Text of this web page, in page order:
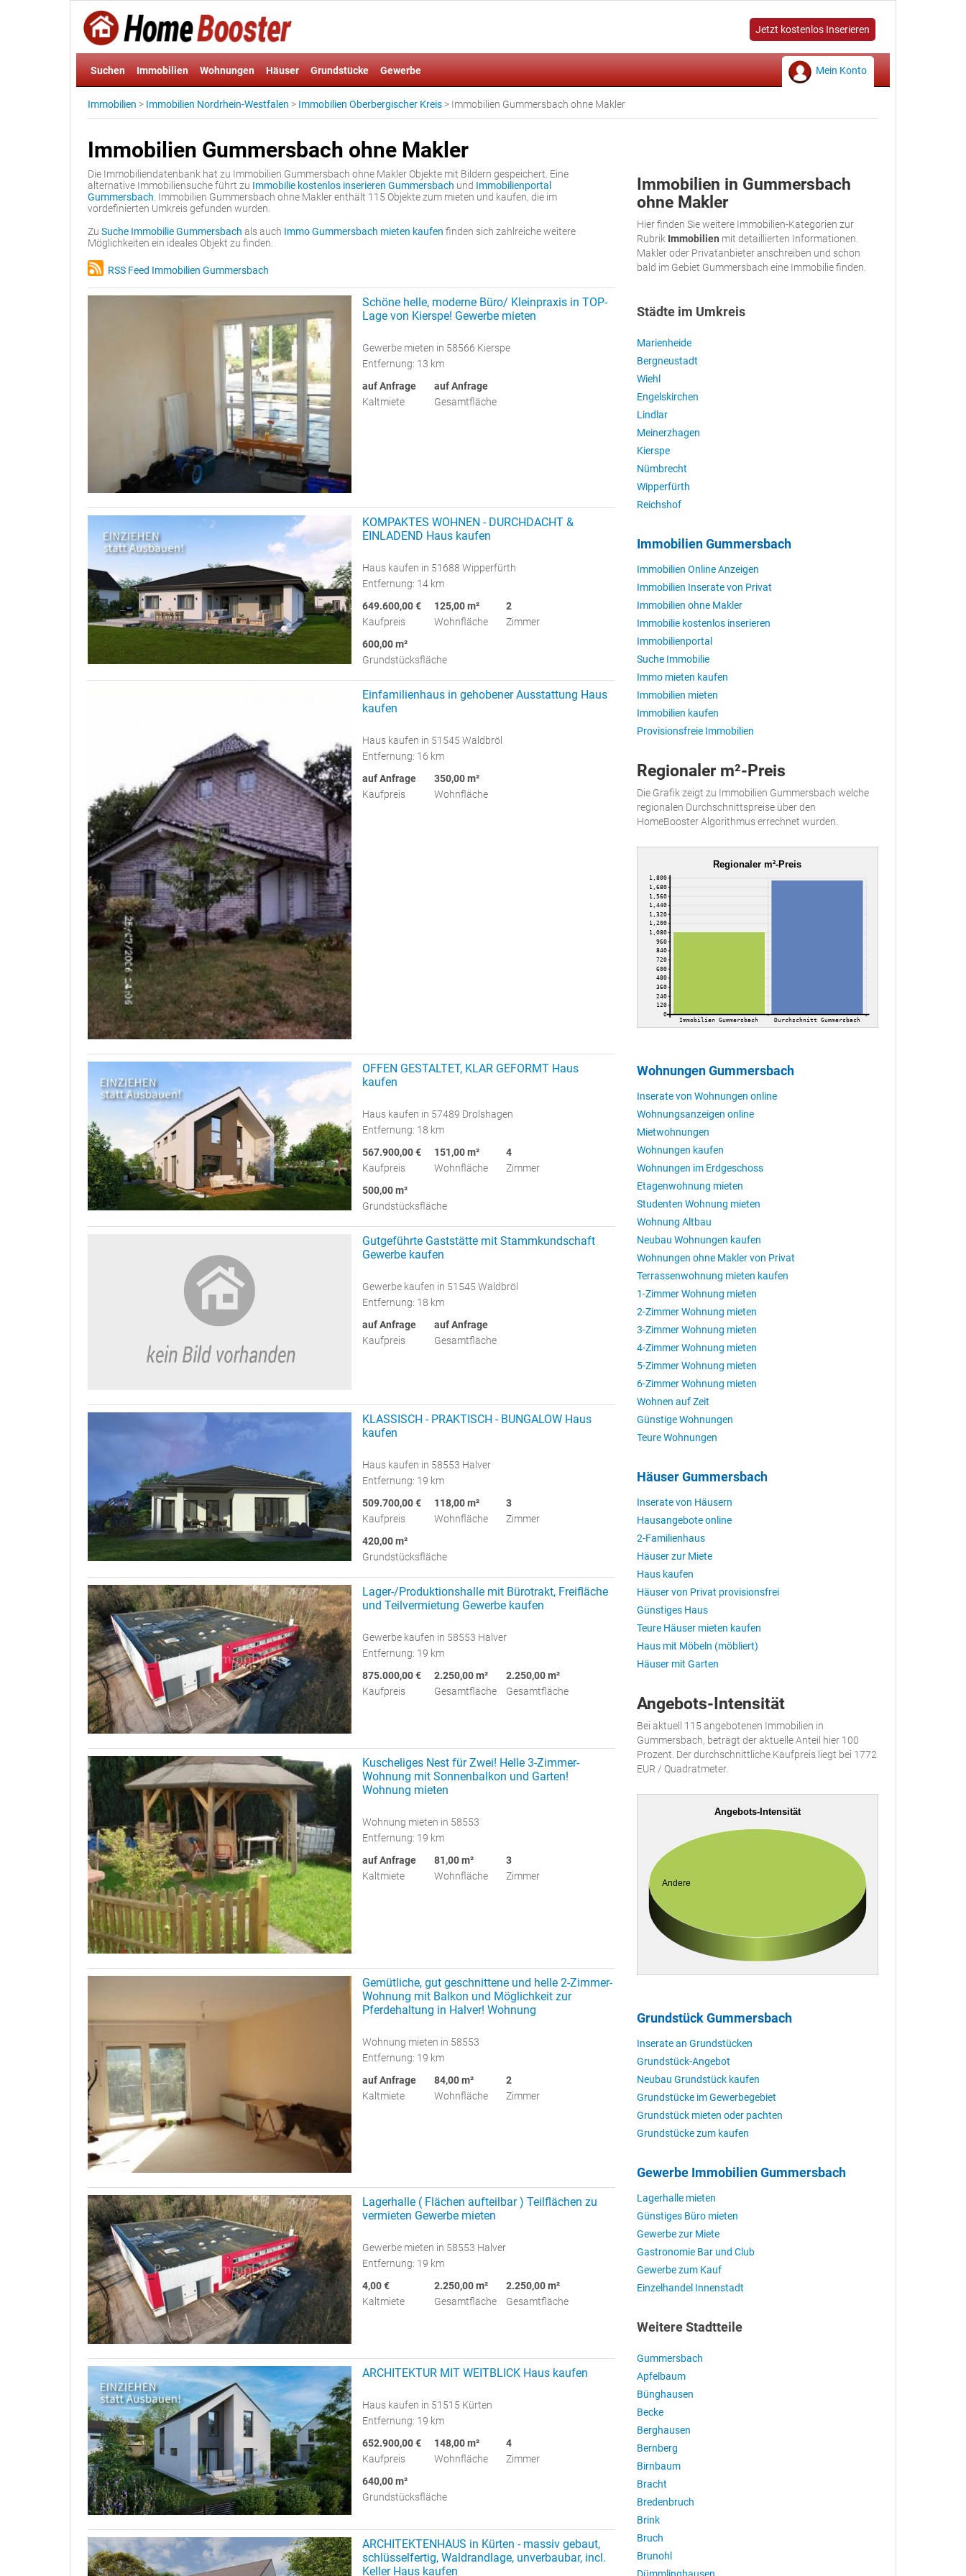
Jetzt kostenlos Inserieren
Suchen Immobilien Wohnungen Häuser Grundstücke Gewerbe Mein Konto
Immobilien > Immobilien Nordrhein-Westfalen > Immobilien Oberbergischer Kreis > Immobilien Gummersbach ohne Makler
Immobilien Gummersbach ohne Makler
Die Immobiliendatenbank hat zu Immobilien Gummersbach ohne Makler Objekte mit Bildern gespeichert. Eine
alternative Immobiliensuche führt zu Immobilie kostenlos inserieren Gummersbach und Immobilienportal
Gummersbach . Immobilien Gummersbach ohne Makler enthält 115 Objekte zum mieten und kaufen, die im
vordefinierten Umkreis gefunden wurden.
Zu Suche Immobilie Gummersbach als auch Immo Gummersbach mieten kaufen finden sich zahlreiche weitere
Möglichkeiten ein ideales Objekt zu finden.
RSS Feed Immobilien Gummersbach
Schöne helle, moderne Büro/ Kleinpraxis in TOP-
Lage von Kierspe! Gewerbe mieten
Gewerbe mieten in 58566 Kierspe
Entfernung: 13 km
auf Anfrage
Kaltmiete
auf Anfrage
Gesamtfläche
KOMPAKTES WOHNEN - DURCHDACHT &
EINLADEND Haus kaufen
Haus kaufen in 51688 Wipperfürth
Entfernung: 14 km
649.600,00 €
Kaufpreis
125,00 m²
Wohnfläche
2
Zimmer
600,00 m²
Grundstücksfläche
Einfamilienhaus in gehobener Ausstattung Haus
kaufen
Haus kaufen in 51545 Waldbröl
Entfernung: 16 km
auf Anfrage
Kaufpreis
350,00 m²
Wohnfläche
OFFEN GESTALTET, KLAR GEFORMT Haus
kaufen
Haus kaufen in 57489 Drolshagen
Entfernung: 18 km
567.900,00 €
Kaufpreis
151,00 m²
Wohnfläche
4
Zimmer
500,00 m²
Grundstücksfläche
Gutgeführte Gaststätte mit Stammkundschaft
Gewerbe kaufen
Gewerbe kaufen in 51545 Waldbröl
Entfernung: 18 km
auf Anfrage
Kaufpreis
auf Anfrage
Gesamtfläche
KLASSISCH - PRAKTISCH - BUNGALOW Haus
kaufen
Haus kaufen in 58553 Halver
Entfernung: 19 km
509.700,00 €
Kaufpreis
118,00 m²
Wohnfläche
3
Zimmer
420,00 m²
Grundstücksfläche
Lager-/Produktionshalle mit Bürotrakt, Freifläche
und Teilvermietung Gewerbe kaufen
Gewerbe kaufen in 58553 Halver
Entfernung: 19 km
875.000,00 €
Kaufpreis
2.250,00 m²
Gesamtfläche
2.250,00 m²
Gesamtfläche
Kuscheliges Nest für Zwei! Helle 3-Zimmer-
Wohnung mit Sonnenbalkon und Garten!
Wohnung mieten
Wohnung mieten in 58553
Entfernung: 19 km
auf Anfrage
Kaltmiete
81,00 m²
Wohnfläche
3
Zimmer
Gemütliche, gut geschnittene und helle 2-Zimmer-
Wohnung mit Balkon und Möglichkeit zur
Pferdehaltung in Halver! Wohnung
Wohnung mieten in 58553
Entfernung: 19 km
auf Anfrage
Kaltmiete
84,00 m²
Wohnfläche
2
Zimmer
Lagerhalle ( Flächen aufteilbar ) Teilflächen zu
vermieten Gewerbe mieten
Gewerbe mieten in 58553 Halver
Entfernung: 19 km
4,00 €
Kaltmiete
2.250,00 m²
Gesamtfläche
2.250,00 m²
Gesamtfläche
ARCHITEKTUR MIT WEITBLICK Haus kaufen
Haus kaufen in 51515 Kürten
Entfernung: 19 km
652.900,00 €
Kaufpreis
148,00 m²
Wohnfläche
4
Zimmer
640,00 m²
Grundstücksfläche
ARCHITEKTENHAUS in Kürten - massiv gebaut,
schlüsselfertig, Waldrandlage, unverbaubar, incl.
Keller Haus kaufen
Immobilien in Gummersbach
ohne Makler
Hier finden Sie weitere Immobilien-Kategorien zur
Rubrik Immobilien mit detaillierten Informationen.
Makler oder Privatanbieter anschreiben und schon
bald im Gebiet Gummersbach eine Immobilie finden.
Städte im Umkreis
Marienheide
Bergneustadt
Wiehl
Engelskirchen
Lindlar
Meinerzhagen
Kierspe
Nümbrecht
Wipperfürth
Reichshof
Immobilien Gummersbach
Immobilien Online Anzeigen
Immobilien Inserate von Privat
Immobilien ohne Makler
Immobilie kostenlos inserieren
Immobilienportal
Suche Immobilie
Immo mieten kaufen
Immobilien mieten
Immobilien kaufen
Provisionsfreie Immobilien
Regionaler m²-Preis
Die Grafik zeigt zu Immobilien Gummersbach welche
regionalen Durchschnittspreise über den
HomeBooster Algorithmus errechnet wurden.
Regionaler m²-Preis
0
120
240
360
480
600
720
840
960
1,080
1,200
1,320
1,440
1,560
1,680
1,800
Immobilien Gummersbach Durchschnitt Gummersbach
Wohnungen Gummersbach
Inserate von Wohnungen online
Wohnungsanzeigen online
Mietwohnungen
Wohnungen kaufen
Wohnungen im Erdgeschoss
Etagenwohnung mieten
Studenten Wohnung mieten
Wohnung Altbau
Neubau Wohnungen kaufen
Wohnungen ohne Makler von Privat
Terrassenwohnung mieten kaufen
1-Zimmer Wohnung mieten
2-Zimmer Wohnung mieten
3-Zimmer Wohnung mieten
4-Zimmer Wohnung mieten
5-Zimmer Wohnung mieten
6-Zimmer Wohnung mieten
Wohnen auf Zeit
Günstige Wohnungen
Teure Wohnungen
Häuser Gummersbach
Inserate von Häusern
Hausangebote online
2-Familienhaus
Häuser zur Miete
Haus kaufen
Häuser von Privat provisionsfrei
Günstiges Haus
Teure Häuser mieten kaufen
Haus mit Möbeln (möbliert)
Häuser mit Garten
Angebots-Intensität
Bei aktuell 115 angebotenen Immobilien in
Gummersbach, beträgt der aktuelle Anteil hier 100
Prozent. Der durchschnittliche Kaufpreis liegt bei 1772
EUR / Quadratmeter.
Angebots-Intensität
Andere
Grundstück Gummersbach
Inserate an Grundstücken
Grundstück-Angebot
Neubau Grundstück kaufen
Grundstücke im Gewerbegebiet
Grundstück mieten oder pachten
Grundstücke zum kaufen
Gewerbe Immobilien Gummersbach
Lagerhalle mieten
Günstiges Büro mieten
Gewerbe zur Miete
Gastronomie Bar und Club
Gewerbe zum Kauf
Einzelhandel Innenstadt
Weitere Stadtteile
Gummersbach
Apfelbaum
Bünghausen
Becke
Berghausen
Bernberg
Birnbaum
Bracht
Bredenbruch
Brink
Bruch
Brunohl